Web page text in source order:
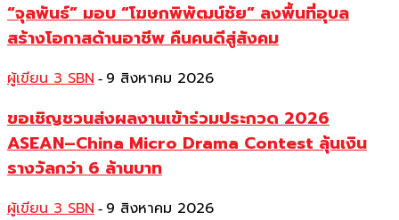
“จุลพันธ์” มอบ “โฆษกพิพัฒน์ชัย” ลงพื้นที่อุบล
สร้างโอกาสด้านอาชีพ คืนคนดีสู่สังคม
ผู้เขียน 3 SBN - 9 สิงหาคม 2026
ขอเชิญชวนส่งผลงานเข้าร่วมประกวด 2026
ASEAN–China Micro Drama Contest ลุ้นเงิน
รางวัลกว่า 6 ล้านบาท
ผู้เขียน 3 SBN - 9 สิงหาคม 2026